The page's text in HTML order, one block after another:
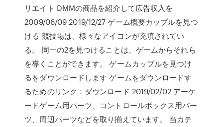
リエイト DMMの商品を紹介して広告収入を
2009/06/09 2019/12/27 ゲーム概要カップルを見つ
ける 競技場は、様々なアイコンが充填されてい
る。 同一の2を見つけることは、ゲームからそれら
を導くことができます。 ゲームカップルを見つけ
るをダウンロードします ゲームをダウンロードす
るためのリンク：ダウンロード 2019/02/02 アーケ
ードゲーム用パーツ、コントロールボックス用パー
ツ、周辺パーツなどを取り揃えています。 当カテ